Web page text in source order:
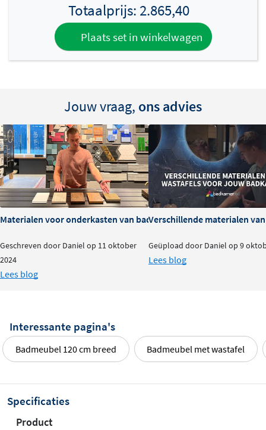
Totaalprijs: 2.865,40
Plaats set in winkelwagen
Jouw vraag, ons advies
Materialen voor onderkasten van badkamermeubels: voor- en
Geschreven door Daniel op 11 oktober
2024
Lees blog
Verschillende materialen
Geüpload door Daniel op 9
Lees blog
Interessante pagina's
Badmeubel 120 cm breed Badmeubel met wastafel
Specificaties
Product